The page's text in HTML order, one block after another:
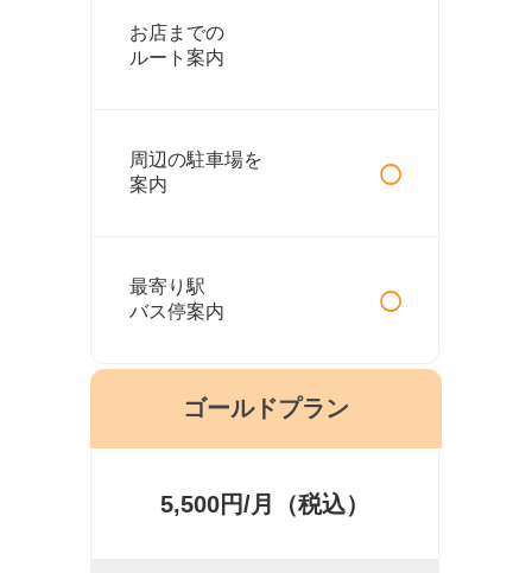
お店までの
ルート案内
周辺の駐車場を
案内
○
最寄り駅
バス停案内
○
ゴールドプラン
5,500円/月（税込）